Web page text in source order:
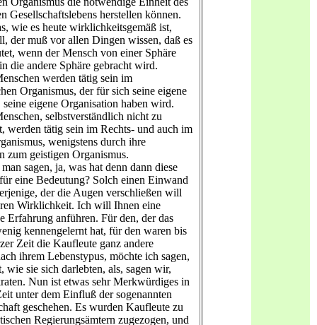
Gesellschaftslebens herstellen können.
wie es heute wirklichkeitsgemäß ist,
der muß vor allen Dingen wissen, daß es
wenn der Mensch von einer Sphäre
die andere Sphäre gebracht wird.
werden tätig sein im
Organismus, der für sich seine eigene
eigene Organisation haben wird.
selbstverständlich nicht zu
werden tätig sein im Rechts- und auch im
wenigstens durch ihre
zum geistigen Organismus.
sagen, ja, was hat denn dann diese
eine Bedeutung? Solch einen Einwand
der die Augen verschließen will
Wirklichkeit. Ich will Ihnen eine
Erfahrung anführen. Für den, der das
kennengelernt hat, für den waren bis
Zeit die Kaufleute ganz andere
ihrem Lebenstypus, möchte ich sagen,
wie sie sich darlebten, als, sagen wir,
Nun ist etwas sehr Merkwürdiges in
unter dem Einfluß der sogenannten
geschehen. Es wurden Kaufleute zu
Regierungsämtern zugezogen, und